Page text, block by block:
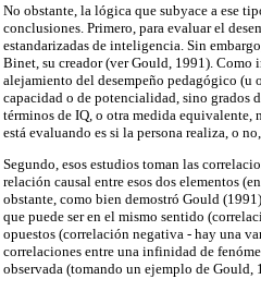
No obstante, la lógica que subyace a ese
conclusiones. Primero, para evaluar el
estandarizadas de inteligencia. Sin
Binet, su creador (ver Gould, 1991). Como
alejamiento del desempeño pedagógico (u
capacidad o de potencialidad, sino grados
términos de IQ, o otra medida equivalente,
está evaluando es si la persona realiza, o
Segundo, esos estudios toman las
relación causal entre esos dos elementos
obstante, como bien demostró Gould
que puede ser en el mismo sentido
opuestos (correlación negativa - hay una
correlaciones entre una infinidad de
observada (tomando un ejemplo de Gould,